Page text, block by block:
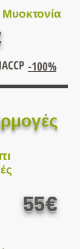
Μυοκτονία
-100%
55€